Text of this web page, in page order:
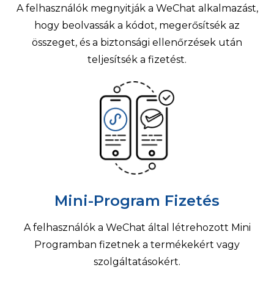
A felhasználók megnyitják a WeChat alkalmazást,
hogy beolvassák a kódot, megerősítsék az
összeget, és a biztonsági ellenőrzések után
teljesítsék a fizetést.
Mini-Program Fizetés
A felhasználók a WeChat által létrehozott Mini
Programban fizetnek a termékekért vagy
szolgáltatásokért.